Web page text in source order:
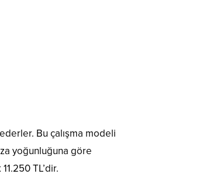
Bu çalışma modeli
yoğunluğuna göre
TL’dir.